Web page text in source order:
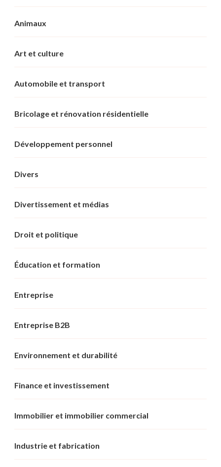
Animaux
Art et culture
Automobile et transport
Bricolage et rénovation résidentielle
Développement personnel
Divers
Divertissement et médias
Droit et politique
Éducation et formation
Entreprise
Entreprise B2B
Environnement et durabilité
Finance et investissement
Immobilier et immobilier commercial
Industrie et fabrication